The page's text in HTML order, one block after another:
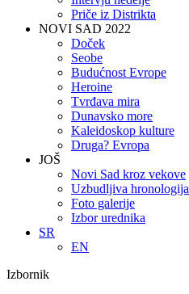
Priče iz Distrikta
NOVI SAD 2022
Doček
Seobe
Budućnost Evrope
Heroine
Tvrđava mira
Dunavsko more
Kaleidoskop kulture
Druga? Evropa
JOŠ
Novi Sad kroz vekove
Uzbudljiva hronologija
Foto galerije
Izbor urednika
SR
EN
Izbornik